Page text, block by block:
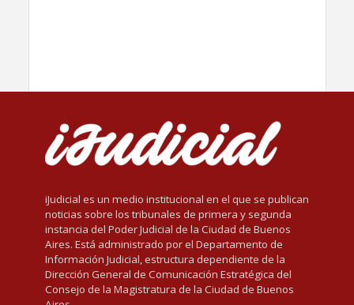
iJudicial es un medio institucional en el que se publican
noticias sobre los tribunales de primera y segunda
instancia del Poder Judicial de la Ciudad de Buenos
Aires. Está administrado por el Departamento de
Información Judicial, estructura dependiente de la
Dirección General de Comunicación Estratégica del
Consejo de la Magistratura de la Ciudad de Buenos